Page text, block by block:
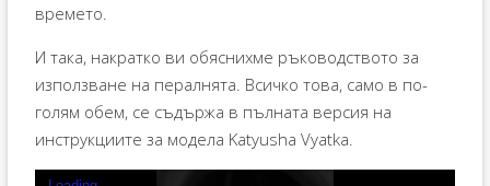
времето.
И така, накратко ви обяснихме ръководството за
използване на пералнята. Всичко това, само в по-
голям обем, се съдържа в пълната версия на
инструкциите за модела Katyusha Vyatka.